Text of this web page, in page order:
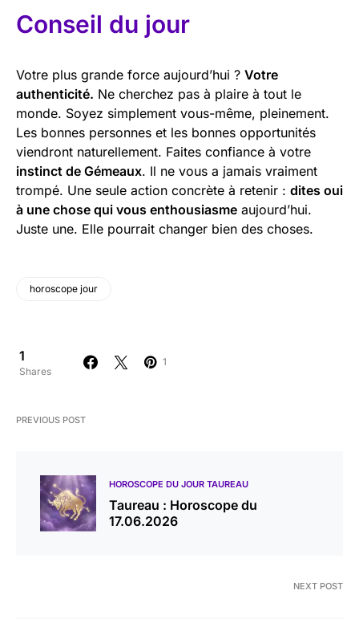
Conseil du jour
Votre plus grande force aujourd’hui ? Votre
authenticité. Ne cherchez pas à plaire à tout le
monde. Soyez simplement vous-même, pleinement.
Les bonnes personnes et les bonnes opportunités
viendront naturellement. Faites confiance à votre
instinct de Gémeaux. Il ne vous a jamais vraiment
trompé. Une seule action concrète à retenir : dites oui
à une chose qui vous enthousiasme aujourd’hui.
Juste une. Elle pourrait changer bien des choses.
horoscope jour
1
Shares
1
PREVIOUS POST
HOROSCOPE DU JOUR TAUREAU
Taureau : Horoscope du
17.06.2026
NEXT POST